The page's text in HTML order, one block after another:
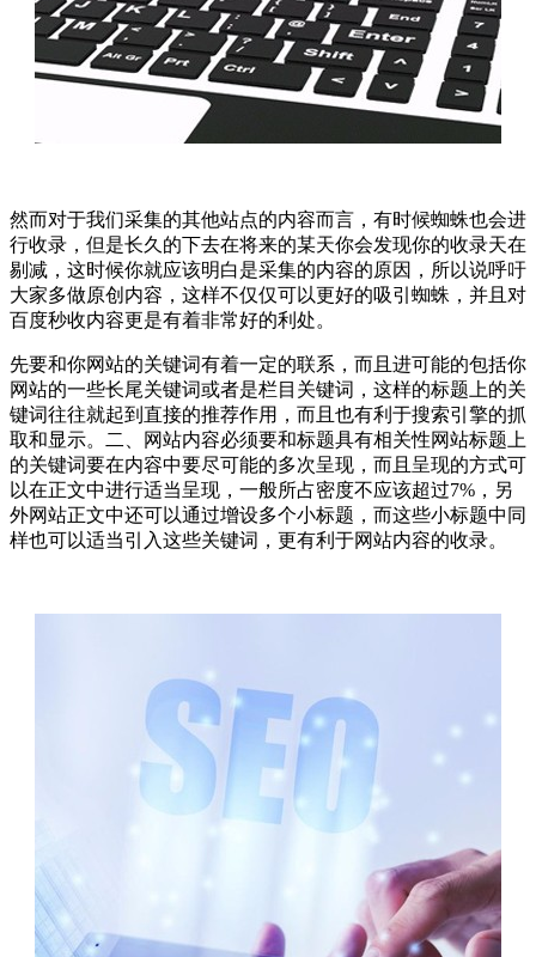
然而对于我们采集的其他站点的内容而言，有时候蜘蛛也会进
行收录，但是长久的下去在将来的某天你会发现你的收录天在
剔减，这时候你就应该明白是采集的内容的原因，所以说呼吁
大家多做原创内容，这样不仅仅可以更好的吸引蜘蛛，并且对
百度秒收内容更是有着非常好的利处。
先要和你网站的关键词有着一定的联系，而且进可能的包括你
网站的一些长尾关键词或者是栏目关键词，这样的标题上的关
键词往往就起到直接的推荐作用，而且也有利于搜索引擎的抓
取和显示。二、网站内容必须要和标题具有相关性网站标题上
的关键词要在内容中要尽可能的多次呈现，而且呈现的方式可
以在正文中进行适当呈现，一般所占密度不应该超过7%，另
外网站正文中还可以通过增设多个小标题，而这些小标题中同
样也可以适当引入这些关键词，更有利于网站内容的收录。